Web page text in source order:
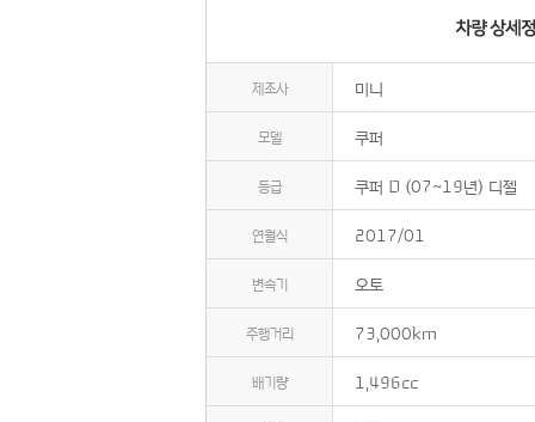
제조사 미니
모델 쿠퍼
등급 쿠퍼 D (07~19년) 디젤
연월식 2017/01
변속기 오토
주행거리 73,000km
배기량 1,496cc